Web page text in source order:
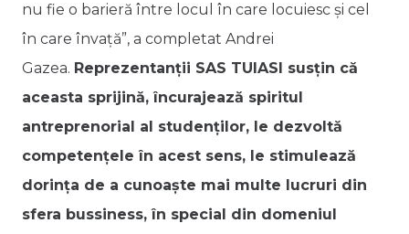
nu fie o barieră între locul în care locuiesc și cel
în care învață”, a completat Andrei
Gazea. Reprezentanții SAS TUIASI susțin că
aceasta sprijină, încurajează spiritul
antreprenorial al studenților, le dezvoltă
competențele în acest sens, le stimulează
dorința de a cunoaște mai multe lucruri din
sfera bussiness, în special din domeniul